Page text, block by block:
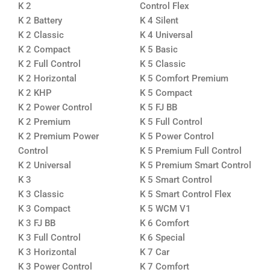
K 2
K 2 Battery
K 2 Classic
K 2 Compact
K 2 Full Control
K 2 Horizontal
K 2 KHP
K 2 Power Control
K 2 Premium
K 2 Premium Power
Control
K 2 Universal
K 3
K 3 Classic
K 3 Compact
K 3 FJ BB
K 3 Full Control
K 3 Horizontal
K 3 Power Control
Control Flex
K 4 Silent
K 4 Universal
K 5 Basic
K 5 Classic
K 5 Comfort Premium
K 5 Compact
K 5 FJ BB
K 5 Full Control
K 5 Power Control
K 5 Premium Full Control
K 5 Premium Smart Control
K 5 Smart Control
K 5 Smart Control Flex
K 5 WCM V1
K 6 Comfort
K 6 Special
K 7 Car
K 7 Comfort